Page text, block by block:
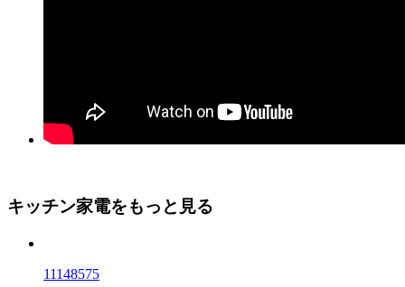
キッチン家電をもっと見る
11148575